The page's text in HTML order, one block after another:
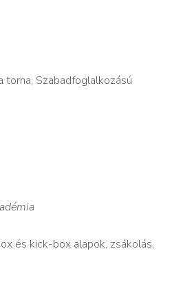
torna, Szabadfoglalkozású
és kick-box alapok, zsákolás,